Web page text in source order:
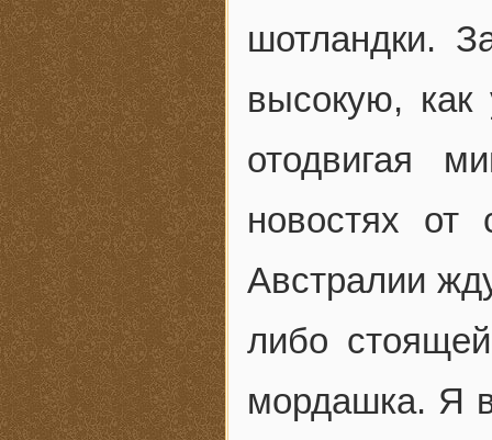
шотландки.
высокую, как
отодвигая
новостях от
Австралии
либо
мордашка. Я